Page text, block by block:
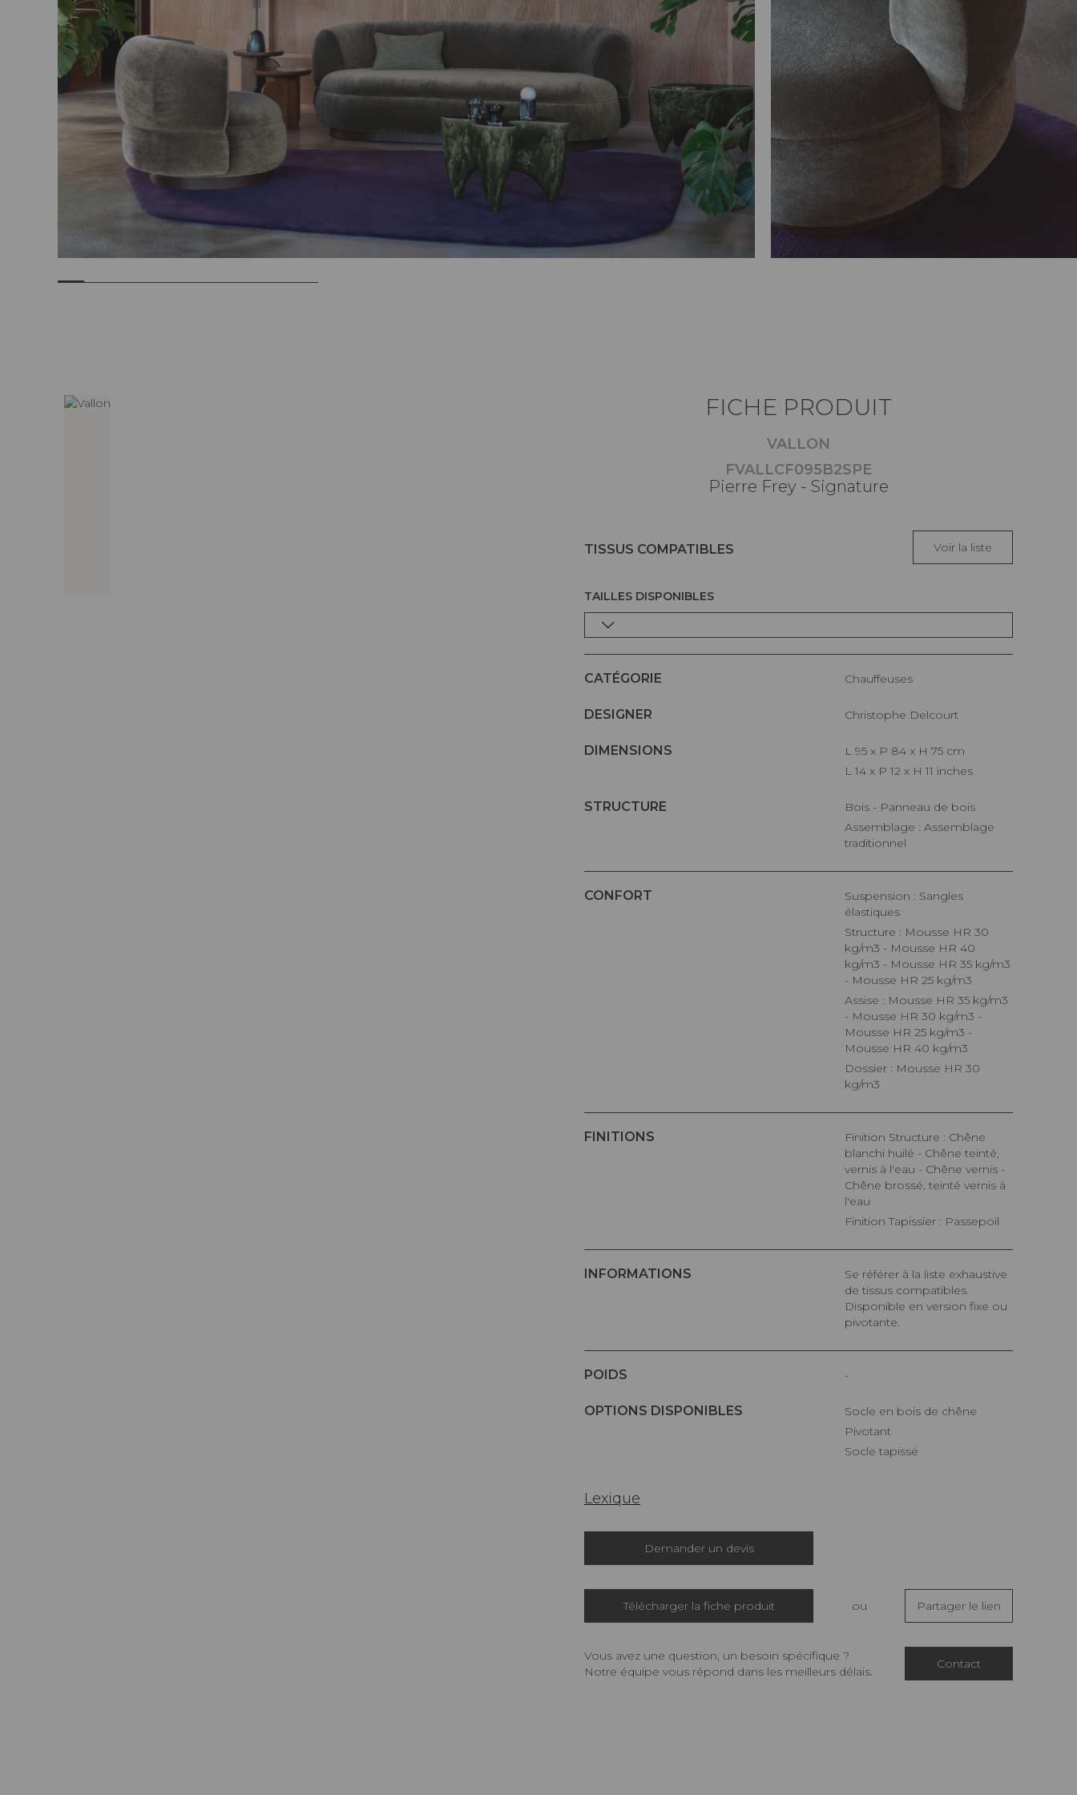
FICHE PRODUIT
VALLON
FVALLCF095B2SPE
Pierre Frey - Signature
TISSUS COMPATIBLES Voir la liste
TAILLES DISPONIBLES
CATÉGORIE Chauffeuses
DESIGNER Christophe Delcourt
DIMENSIONS
L 95 x P 84 x H 75 cm
L 14 x P 12 x H 11 inches
STRUCTURE
Bois - Panneau de bois
Assemblage : Assemblage
traditionnel
CONFORT
Suspension : Sangles
élastiques
Structure : Mousse HR 30
kg/m3 - Mousse HR 40
kg/m3 - Mousse HR 35 kg/m3
- Mousse HR 25 kg/m3
Assise : Mousse HR 35 kg/m3
- Mousse HR 30 kg/m3 -
Mousse HR 25 kg/m3 -
Mousse HR 40 kg/m3
Dossier : Mousse HR 30
kg/m3
FINITIONS
Finition Structure : Chêne
blanchi huilé - Chêne teinté,
vernis à l'eau - Chêne vernis -
Chêne brossé, teinté vernis à
l'eau
Finition Tapissier : Passepoil
INFORMATIONS
Se référer à la liste exhaustive
de tissus compatibles.
Disponible en version fixe ou
pivotante.
POIDS -
OPTIONS DISPONIBLES
Socle en bois de chêne
Pivotant
Socle tapissé
Lexique
Demander un devis
Télécharger la fiche produit ou Partager le lien
Vous avez une question, un besoin spécifique ?
Notre équipe vous répond dans les meilleurs délais.
Contact